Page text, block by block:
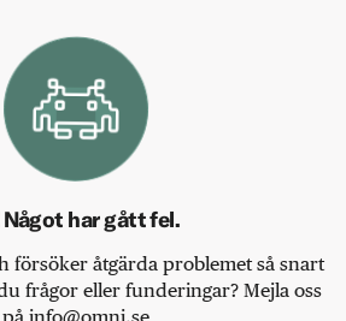
Något har gått fel.
försöker åtgärda problemet så snart
frågor eller funderingar? Mejla oss